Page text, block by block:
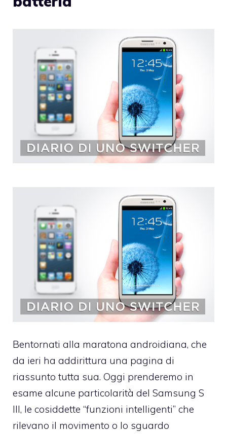
Bentornati alla maratona androidiana, che
da ieri ha addirittura una pagina di
riassunto tutta sua. Oggi prenderemo in
esame alcune particolarità del Samsung S
III, le cosiddette “funzioni intelligenti” che
rilevano il movimento o lo sguardo